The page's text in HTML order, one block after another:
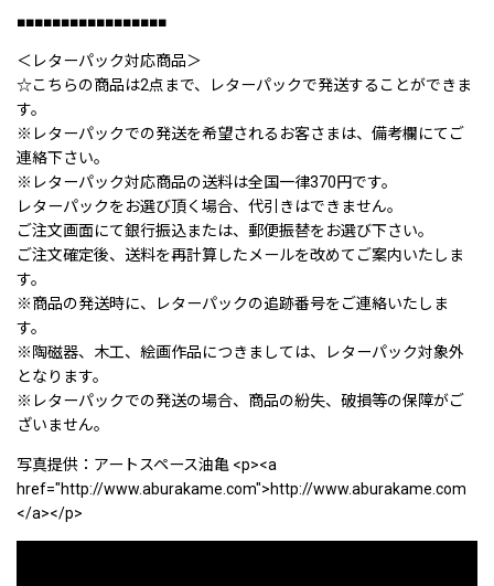
■■■■■■■■■■■■■■■■■
＜レターパック対応商品＞
☆こちらの商品は2点まで、レターパックで発送することができま
す。
※レターパックでの発送を希望されるお客さまは、備考欄にてご
連絡下さい。
※レターパック対応商品の送料は全国一律370円です。
レターパックをお選び頂く場合、代引きはできません。
ご注文画面にて銀行振込または、郵便振替をお選び下さい。
ご注文確定後、送料を再計算したメールを改めてご案内いたしま
す。
※商品の発送時に、レターパックの追跡番号をご連絡いたしま
す。
※陶磁器、木工、絵画作品につきましては、レターパック対象外
となります。
※レターパックでの発送の場合、商品の紛失、破損等の保障がご
ざいません。
写真提供：アートスペース油亀 <p><a
href="http://www.aburakame.com">http://www.aburakame.com
</a></p>